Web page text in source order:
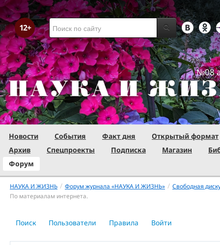
№08
Новости События Факт дня
Открытый формат
Архив
Спецпроекты Подписка Магазин
Форум
НАУКА И ЖИЗНЬ / Форум журнала «НАУКА И ЖИЗНЬ» / Свободная
По материалам интернета.
Поиск Пользователи Правила Войти